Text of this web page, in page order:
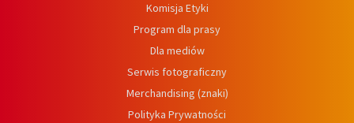
Komisja Etyki
Program dla prasy
Dla mediów
Serwis fotograficzny
Merchandising (znaki)
Polityka Prywatności